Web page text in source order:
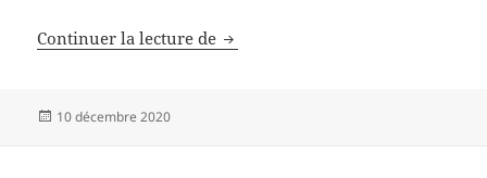
Continuer la lecture de Encore des incendies
Publié
10 décembre 2020